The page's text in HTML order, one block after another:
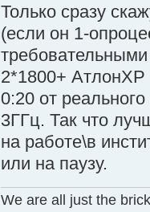
Только сразу
(если он 1-
2*1800+ АтлонХР
0:20 от
3ГГц. Так что
на работе\в
или на паузу.
We are all just the